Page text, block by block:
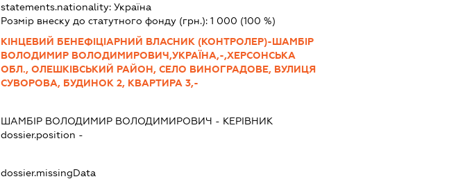
statements.nationality: Україна
Розмір внеску до статутного фонду (грн.): 1 000 (100 %)
КІНЦЕВИЙ БЕНЕФІЦІАРНИЙ ВЛАСНИК (КОНТРОЛЕР)-ШАМБІР
ВОЛОДИМИР ВОЛОДИМИРОВИЧ,УКРАЇНА,-,ХЕРСОНСЬКА
ОБЛ., ОЛЕШКІВСЬКИЙ РАЙОН, СЕЛО ВИНОГРАДОВЕ, ВУЛИЦЯ
СУВОРОВА, БУДИНОК 2, КВАРТИРА 3,-
ШАМБІР ВОЛОДИМИР ВОЛОДИМИРОВИЧ - КЕРІВНИК
dossier.position -
dossier.missingData